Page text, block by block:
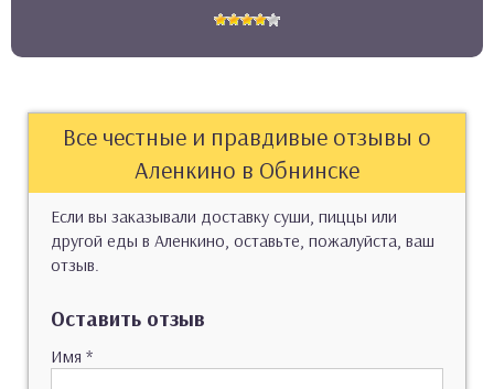
Все честные и правдивые отзывы о
Аленкино в Обнинске
Если вы заказывали доставку суши, пиццы или
другой еды в Аленкино, оставьте, пожалуйста, ваш
отзыв.
Оставить отзыв
Имя *